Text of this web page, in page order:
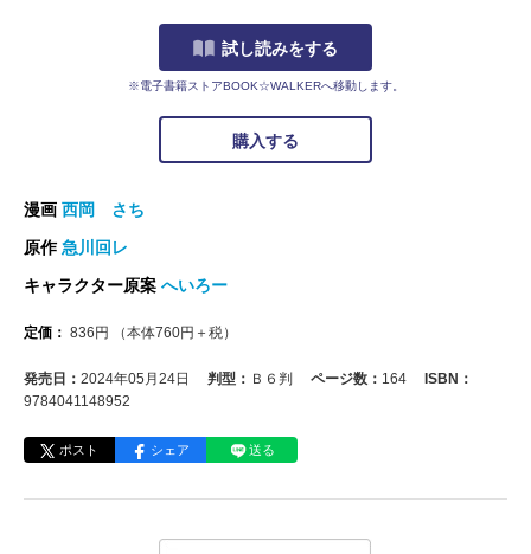
試し読みをする
※電子書籍ストアBOOK☆WALKERへ移動します。
購入する
漫画 西岡 さち
原作急川回レ
キャラクター原案 へいろー
定価： 836 円 （本体760円＋税）
発売日： 2024年05月24日 判型： Ｂ６判 ページ数： 164
ISBN：
9784041148952
ポスト シェア 送る